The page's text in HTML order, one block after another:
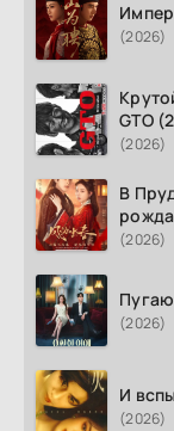
(2026)
GTO
(2026)
В
(2026)
(2026)
И
(2026)